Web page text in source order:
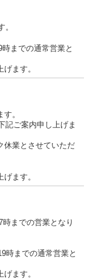
までの通常営業と
ます。
。
記ご案内申し上げま
休業とさせていただ
ます。
までの営業となり
時までの通常営業と
ます。